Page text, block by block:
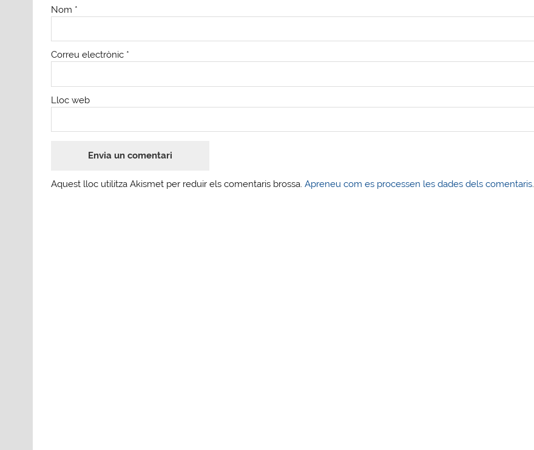
Nom *
Correu electrònic *
Lloc web
Aquest lloc utilitza Akismet per reduir els comentaris brossa.Apreneu com es processen les dades dels comentaris.